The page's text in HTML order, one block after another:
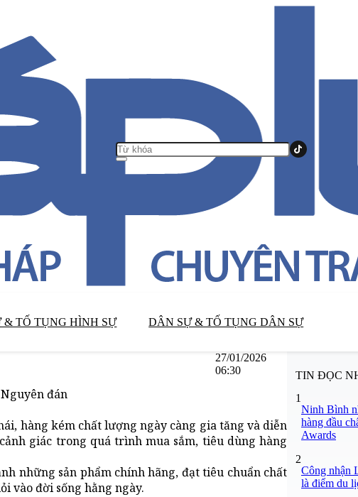
& TỐ TỤNG HÌNH SỰ DÂN SỰ & TỐ TỤNG DÂN SỰ
27/01/2026
06:30
đán
hàng kém chất lượng ngày càng gia tăng và diễn
giác trong quá trình mua sắm, tiêu dùng hàng
những sản phẩm chính hãng, đạt tiêu chuẩn chất
vào đời sống hằng ngày.
TIN ĐỌC
1
Ninh Bình
hàng đầu
Awards
2
Công nhận
là điểm du